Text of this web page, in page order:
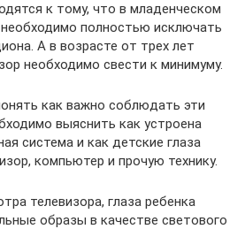
к тому, что в младенческом
полностью исключать
А в возрасте от трех лет
необходимо свести к минимуму.
как важно соблюдать эти
выяснить как устроена
система и как детские глаза
компьютер и прочую технику.
телевизора, глаза ребенка
образы в качестве светового